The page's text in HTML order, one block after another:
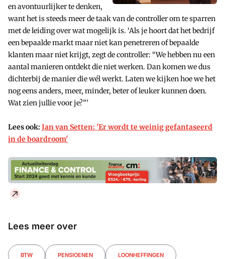
en avontuurlijker te denken,
want het is steeds meer de taak van de controller om te sparren
met de leiding over wat mogelijk is. ‘Als je hoort dat het bedrijf
een bepaalde markt maar niet kan penetreren of bepaalde
klanten maar niet krijgt, zegt de controller: “We hebben nu een
aantal manieren ontdekt die niet werken. Dan komen we dus
dichterbij de manier die wél werkt. Laten we kijken hoe we het
nog eens anders, meer, minder, beter of leuker kunnen doen.
Wat zien jullie voor je?”’
Lees ook:Jan van Setten: 'Er wordt te weinig gefantaseerd
in de boardroom'
Lees meer over
BTW PENSIOENEN LOONHEFFINGEN